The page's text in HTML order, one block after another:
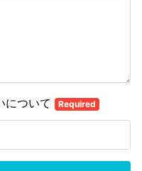
について Required